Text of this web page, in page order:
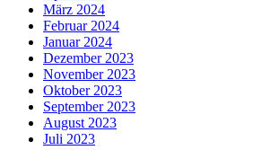
März 2024
Februar 2024
Januar 2024
Dezember 2023
November 2023
Oktober 2023
September 2023
August 2023
Juli 2023